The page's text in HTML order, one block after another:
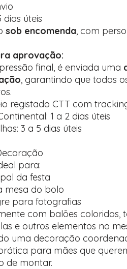
dias úteis
sob encomenda, com
aprovação:
final, é enviada uma
, garantindo que todos
registado CTT com
1 a 2 dias úteis
3 a 5 dias úteis
para:
da festa
mesa do bolo
para fotografias
com balões coloridos,
e outros elementos no
uma decoração
para mães que
de montar.